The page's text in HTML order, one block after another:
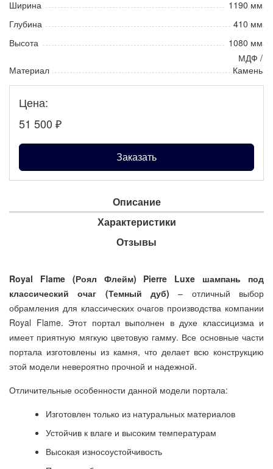
Ширина
1190 мм
Глубина
410 мм
Высота
1080 мм
Материал
МДФ /
Камень
Цена:
51 500 ₽
Заказать
Описание
Характеристики
Отзывы
Royal Flame (Роял Флейм) Pierre Luxe шампань под
классический очаг (Темный дуб)
– отличный выбор
обрамления для классических очагов производства компании
Royal Flame. Этот портал выполнен в духе классицизма и
имеет приятную мягкую цветовую гамму. Все основные части
портала изготовлены из камня, что делает всю конструкцию
этой модели невероятно прочной и надежной.
Отличительные особенности данной модели портала:
Изготовлен только из натуральных материалов
Устойчив к влаге и высоким температурам
Высокая износоустойчивость